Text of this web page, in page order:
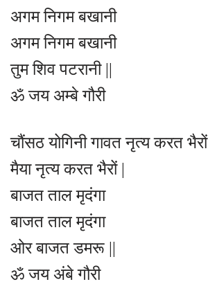
अगम निगम बखानी
अगम निगम बखानी
तुम शिव पटरानी ||
ॐ जय अम्बे गौरी
चौंसठ योगिनी गावत नृत्य करत भैरों
मैया नृत्य करत भैरों |
बाजत ताल मृदंगा
बाजत ताल मृदंगा
ओर बाजत डमरू ||
ॐ जय अंबे गौरी